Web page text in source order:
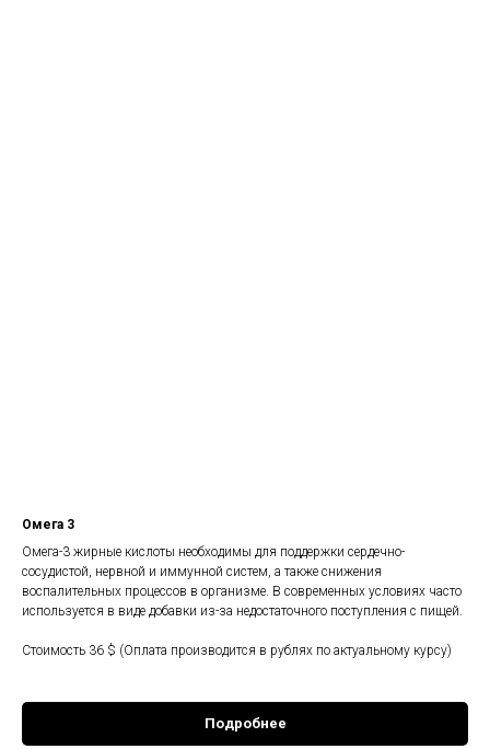
Омега 3
Омега-3 жирные кислоты необходимы для поддержки сердечно-
сосудистой, нервной и иммунной систем, а также снижения
воспалительных процессов в организме. В современных условиях часто
используется в виде добавки из-за недостаточного поступления с пищей.
Стоимость 36 $ (Оплата производится в рублях по актуальному курсу)
Подробнее